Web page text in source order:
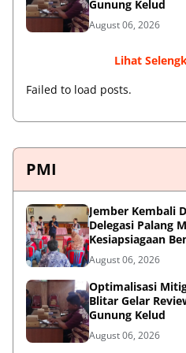
Gunung Kelud
August 06, 2026
Lihat
Failed to load posts.
PMI
Jember Kembali
Delegasi Palang
Kesiapsiagaan
dan Sekolah
August 06, 2026
Optimalisasi
Blitar Gelar
Gunung Kelud
August 06, 2026